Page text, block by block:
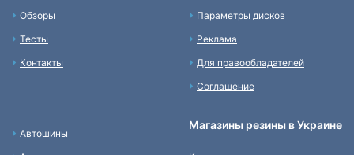
Обзоры
Тесты
Контакты
Параметры дисков
Реклама
Для правообладателей
Соглашение
Автошины
Магазины резины в Украине